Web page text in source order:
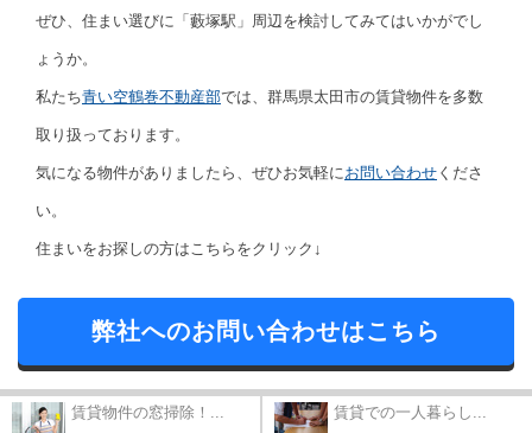
ぜひ、住まい選びに「藪塚駅」周辺を検討してみてはいかがでし
ょうか。
私たち青い空鶴巻不動産部では、群馬県太田市の賃貸物件を多数
取り扱っております。
気になる物件がありましたら、ぜひお気軽に お問い合わせ くださ
い。
住まいをお探しの方はこちらをクリック↓
弊社へのお問い合わせはこちら
賃貸物件の窓掃除！... 賃貸での一人暮らし...